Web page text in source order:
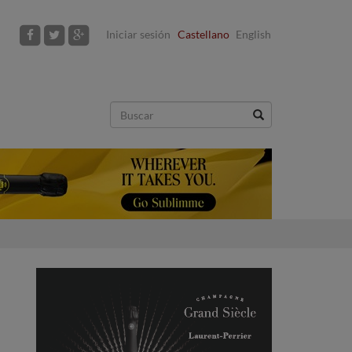
Iniciar sesión Castellano English